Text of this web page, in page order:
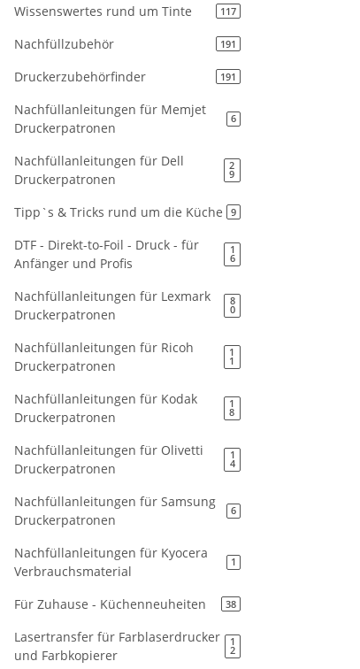
Wissenswertes rund um Tinte 117
Nachfüllzubehör 191
Druckerzubehörfinder 191
Nachfüllanleitungen für Memjet
Druckerpatronen
6
Nachfüllanleitungen für Dell
Druckerpatronen
2
9
Tipp`s & Tricks rund um die Küche 9
DTF - Direkt-to-Foil - Druck - für
Anfänger und Profis
1
6
Nachfüllanleitungen für Lexmark
Druckerpatronen
8
0
Nachfüllanleitungen für Ricoh
Druckerpatronen
1
1
Nachfüllanleitungen für Kodak
Druckerpatronen
1
8
Nachfüllanleitungen für Olivetti
Druckerpatronen
1
4
Nachfüllanleitungen für Samsung
Druckerpatronen
6
Nachfüllanleitungen für Kyocera
Verbrauchsmaterial
1
Für Zuhause - Küchenneuheiten 38
Lasertransfer für Farblaserdrucker
und Farbkopierer
1
2